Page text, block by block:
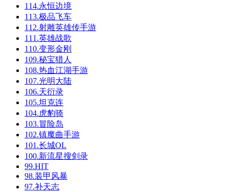
114.永恒边境
113.极品飞车
112.射雕英雄传手游
111.英雄战歌
110.变形金刚
109.秘宝猎人
108.热血江湖手游
107.光明大陆
106.天衍录
105.坦克连
104.虎豹骑
103.冒险岛
102.镇魔曲手游
101.长城OL
100.新流星搜剑录
99.HIT
98.装甲风暴
97.补天志